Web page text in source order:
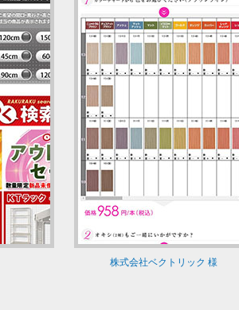
株式会社ベクトリック 様